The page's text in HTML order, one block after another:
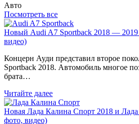
Авто
Посмотреть все
Новый Audi A7 Sportback 2018 — 2019
видео)
Концерн Ауди представил второе
Sportback 2018. Автомобиль многое
брата…
Читайте далее
Новая Лада Калина Спорт 2018 и
фото, видео)